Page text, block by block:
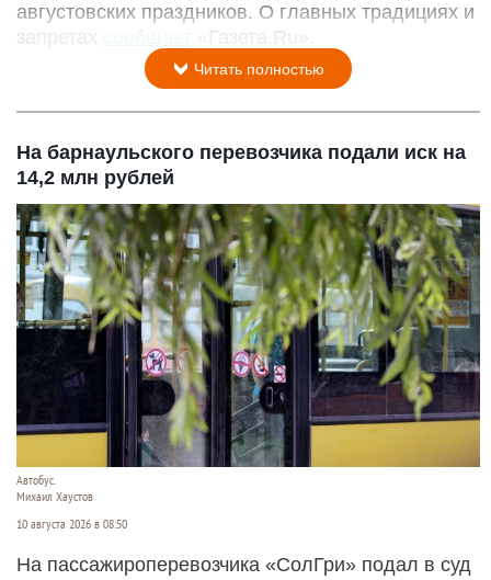
августовских праздников. О главных традициях и
запретах
сообщает «Газета.Ru».
Читать полностью
На барнаульского перевозчика подали иск на
14,2 млн рублей
Автобус.
Михаил Хаустов
10 августа 2026 в 08:50
На пассажироперевозчика «СолГри» подал в суд